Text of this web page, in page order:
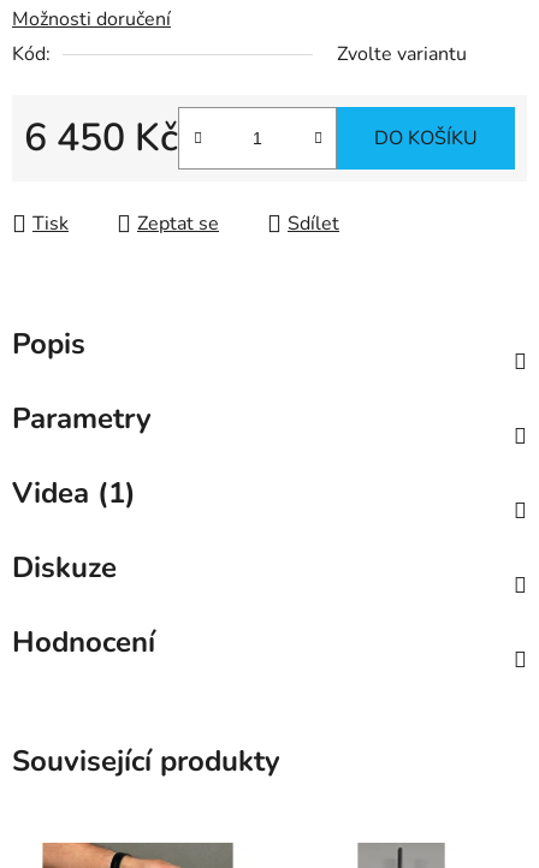
Možnosti doručení
Kód:
Zvolte variantu
6 450 Kč DO KOŠÍKU
Tisk Zeptat se Sdílet
Popis
Parametry
Videa (1)
Diskuze
Hodnocení
Související produkty